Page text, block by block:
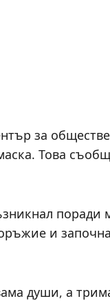
за
Това
поради
и
души, а